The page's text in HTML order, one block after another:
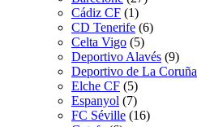
Cádiz CF (1)
CD Tenerife (6)
Celta Vigo (5)
Deportivo Alavés (9)
Deportivo de La Coruña
Elche CF (5)
Espanyol (7)
FC Séville (16)